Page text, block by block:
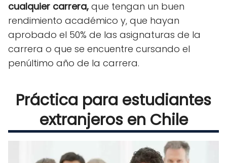
cualquier carrera, que tengan un buen
rendimiento académico y, que hayan
aprobado el 50% de las asignaturas de la
carrera o que se encuentre cursando el
penúltimo año de la carrera.
Práctica para estudiantes
extranjeros en Chile